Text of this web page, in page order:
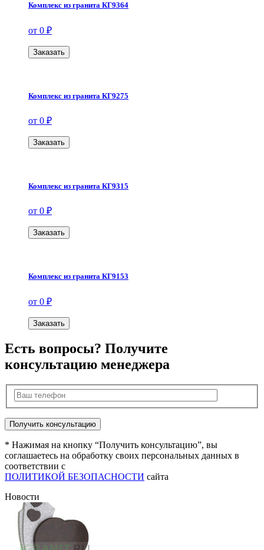
Комплекс из гранита КГ9364
от 0 ₽
Заказать
Комплекс из гранита КГ9275
от 0 ₽
Заказать
Комплекс из гранита КГ9315
от 0 ₽
Заказать
Комплекс из гранита КГ9153
от 0 ₽
Заказать
Есть вопросы? Получите
консультацию менеджера
* Нажимая на кнопку “Получить консультацию”, вы
соглашаетесь на обработку своих персональных данных в
соответствии с
ПОЛИТИКОЙ БЕЗОПАСНОСТИ сайта
Новости